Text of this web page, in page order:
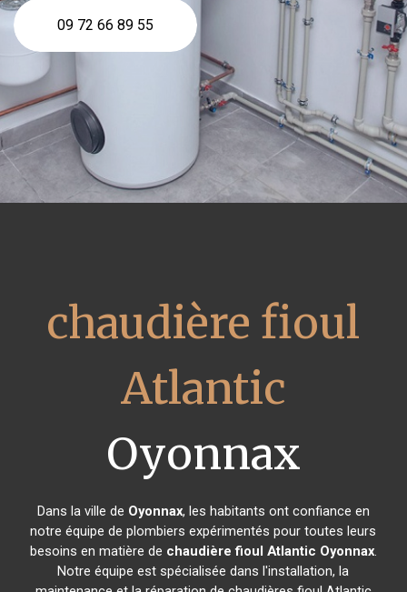
09 72 66 89 55
chaudière fioul
Atlantic
Oyonnax
Dans la ville de Oyonnax, les habitants ont confiance en
notre équipe de plombiers expérimentés pour toutes leurs
besoins en matière de chaudière fioul Atlantic Oyonnax.
Notre équipe est spécialisée dans l'installation, la